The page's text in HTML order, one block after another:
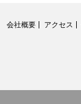
会社概要 アクセス